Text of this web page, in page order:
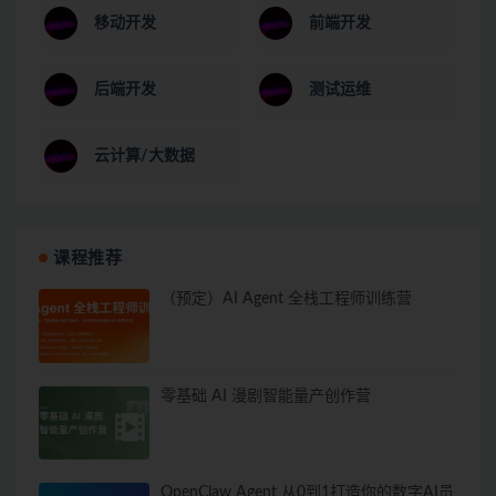
移动开发 前端开发
后端开发 测试运维
云计算/大数据
课程推荐
（预定）AI Agent 全栈工程师训练营
零基础 AI 漫剧智能量产创作营
OpenClaw Agent 从0到1打造你的数字AI员